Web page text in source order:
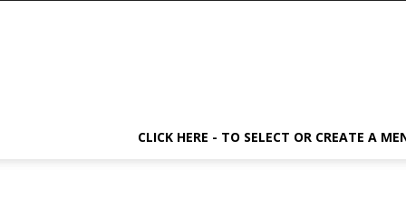
CLICK HERE - TO SELECT OR CREATE A